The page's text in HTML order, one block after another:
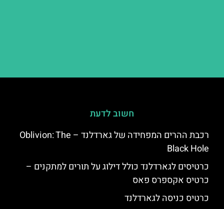
חשוב לדעת
רכבת ההרים המפחידה של גארדלנד – Oblivion: The
Black Hole
כרטיסים לגארדלנד כולל דילוג על תורים למתקנים –
כרטיס אקספרס פאס
כרטיס כניסה לגארדלנד